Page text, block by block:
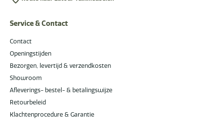
Service & Contact
Contact
Openingstijden
Bezorgen, levertijd & verzendkosten
Showroom
Afleverings- bestel- & betalingswijze
Retourbeleid
Klachtenprocedure & Garantie